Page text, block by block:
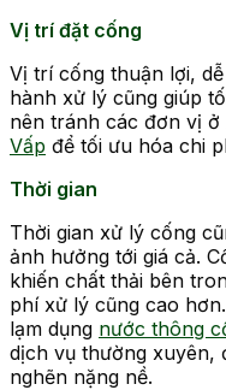
Vị trí đặt cống
Vị trí cống thuận lợi,
hành xử lý cũng giúp
nên tránh các đơn vị ở
Vấp để tối ưu hóa chi
Thời gian
Thời gian xử lý cống
ảnh hưởng tới giá cả.
khiến chất thải bên
phí xử lý cũng cao
lạm dụng nước thông
dịch vụ thường xuyên,
nghẽn nặng nề.